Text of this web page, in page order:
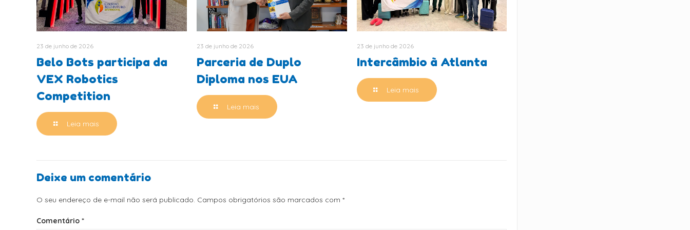
23 de junho de 2026
Belo Bots participa da
VEX Robotics
Competition
Leia mais
23 de junho de 2026
Parceria de Duplo
Diploma nos EUA
Leia mais
23 de junho de 2026
Intercâmbio à Atlanta
Leia mais
Deixe um comentário
O seu endereço de e-mail não será publicado. Campos obrigatórios são marcados com*
Comentário*